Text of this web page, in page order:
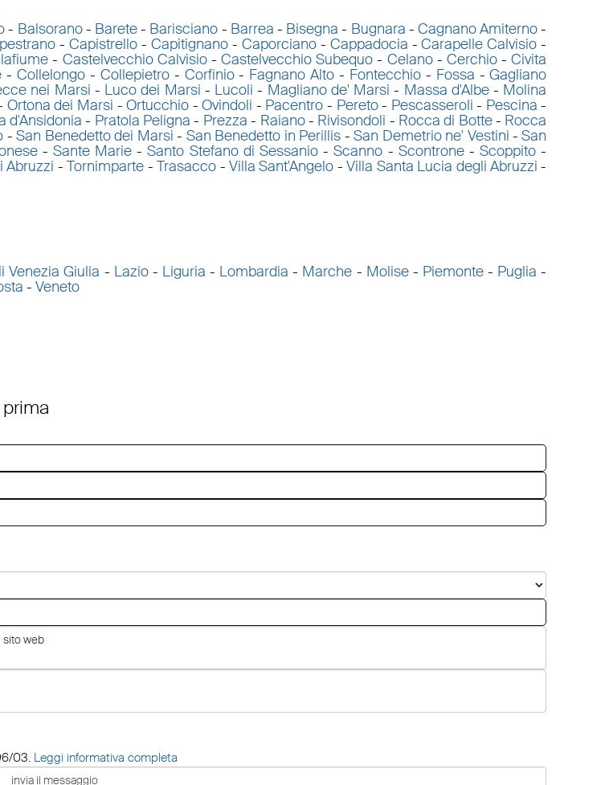
- Balsorano- Barete- Barisciano - Barrea - Bisegna - Bugnara - Cagnano Amiterno-
- Capistrello- Capitignano- Caporciano- Cappadocia -Carapelle Calvisio -
- Castelvecchio Calvisio-Castelvecchio Subequo - Celano- Cerchio -Civita
-Collelongo - Collepietro- Corfinio- Fagnano Alto - Fontecchio- Fossa -Gagliano
nei Marsi - Luco dei Marsi - Lucoli - Magliano de' Marsi - Massa d'Albe- Molina
Ortona dei Marsi -Ortucchio -Ovindoli - Pacentro - Pereto- Pescasseroli - Pescina -
d'Ansidonia - Pratola Peligna - Prezza - Raiano- Rivisondoli - Rocca di Botte- Rocca
-San Benedetto dei Marsi - San Benedetto in Perillis -San Demetrio ne' Vestini -San
- Sante Marie -Santo Stefano di Sessanio -Scanno - Scontrone-Scoppito -
Abruzzi -Tornimparte -Trasacco - Villa Sant'Angelo -Villa Santa Lucia degli Abruzzi -
Venezia Giulia - Lazio- Liguria - Lombardia - Marche - Molise- Piemonte - Puglia -
- Veneto
03. Leggi informativa completa